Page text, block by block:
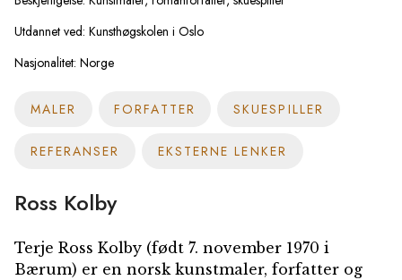
Utdannet ved: Kunsthøgskolen i Oslo
Nasjonalitet: Norge
MALER FORFATTER SKUESPILLER
REFERANSER EKSTERNE LENKER
Ross Kolby
Terje Ross Kolby (født 7. november 1970 i
Bærum) er en norsk kunstmaler, forfatter og